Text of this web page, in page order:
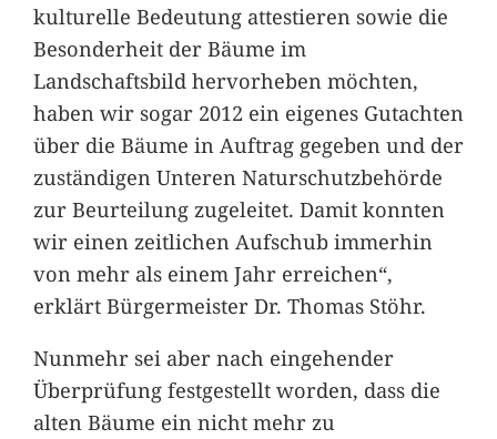
kulturelle Bedeutung attestieren sowie die
Besonderheit der Bäume im
Landschaftsbild hervorheben möchten,
haben wir sogar 2012 ein eigenes Gutachten
über die Bäume in Auftrag gegeben und der
zuständigen Unteren Naturschutzbehörde
zur Beurteilung zugeleitet. Damit konnten
wir einen zeitlichen Aufschub immerhin
von mehr als einem Jahr erreichen“,
erklärt Bürgermeister Dr. Thomas Stöhr.
Nunmehr sei aber nach eingehender
Überprüfung festgestellt worden, dass die
alten Bäume ein nicht mehr zu